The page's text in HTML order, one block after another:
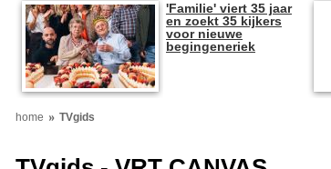
'Familie' viert 35 jaar
en zoekt 35 kijkers
voor nieuwe
begingeneriek
home TVgids